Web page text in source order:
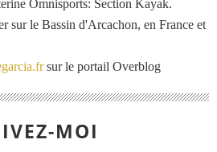
Omnisports: Section Kayak.
sur le Bassin d'Arcachon, en France et
sur le portail Overblog
MOI